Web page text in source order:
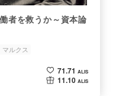
者を救うか～資本論
マルクス
71.71 ALIS
11.10 ALIS